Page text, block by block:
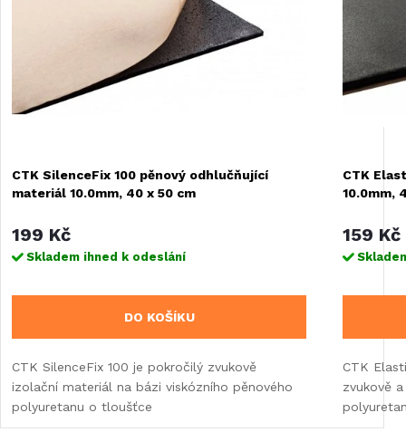
CTK SilenceFix 100 pěnový odhlučňující
materiál 10.0mm, 40 x 50 cm
199 Kč
Skladem ihned k odeslání
DO KOŠÍKU
CTK SilenceFix 100 je pokročilý zvukově
izolační materiál na bázi viskózního pěnového
polyuretanu o tloušťce
CTK
10.0mm,
159 Kč
CTK
zvukově